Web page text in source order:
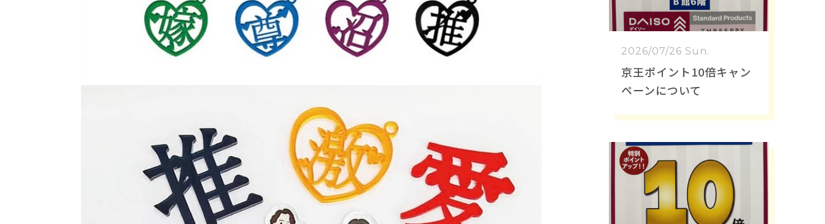
2026/07/26 Sun.
京王ポイント10倍キャン
ペーンについて